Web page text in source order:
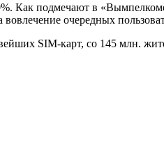
Как подмечают в
очередных
SIM-карт, со 145 млн.